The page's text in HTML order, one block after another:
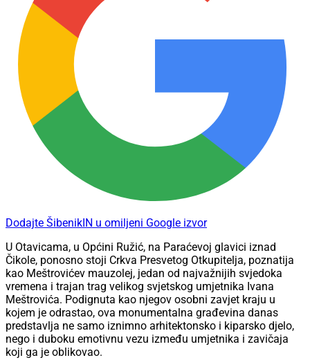
Dodajte ŠibenikIN u omiljeni Google izvor
U Otavicama, u Općini Ružić, na Paraćevoj glavici iznad
Čikole, ponosno stoji Crkva Presvetog Otkupitelja, poznatija
kao Meštrovićev mauzolej, jedan od najvažnijih svjedoka
vremena i trajan trag velikog svjetskog umjetnika Ivana
Meštrovića. Podignuta kao njegov osobni zavjet kraju u
kojem je odrastao, ova monumentalna građevina danas
predstavlja ne samo iznimno arhitektonsko i kiparsko djelo,
nego i duboku emotivnu vezu između umjetnika i zavičaja
koji ga je oblikovao.